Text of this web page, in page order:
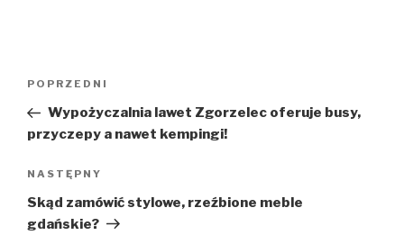
Nawigacja
Poprzedni
wpis
POPRZEDNI
Wypożyczalnia lawet Zgorzelec oferuje busy,
przyczepy a nawet kempingi!
Następny
wpis
NASTĘPNY
Skąd zamówić stylowe, rzeźbione meble
gdańskie?